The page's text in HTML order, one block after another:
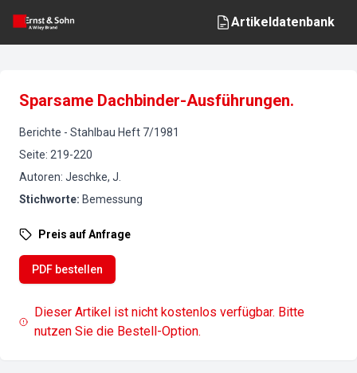
Artikeldatenbank
Sparsame Dachbinder-Ausführungen.
Berichte - Stahlbau Heft 7/1981
Seite: 219-220
Autoren: Jeschke, J.
Stichworte: Bemessung
Preis auf Anfrage
PDF bestellen
Dieser Artikel ist nicht kostenlos verfügbar. Bitte
nutzen Sie die Bestell-Option.